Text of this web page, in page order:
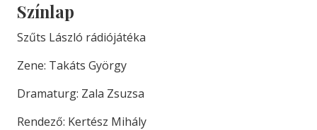
Színlap
Szűts László rádiójátéka
Zene: Takáts György
Dramaturg: Zala Zsuzsa
Rendező: Kertész Mihály